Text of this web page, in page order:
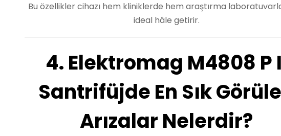
Bu özellikler cihazı hem kliniklerde hem araştırma
ideal hâle getirir.
4. Elektromag M4808 P
Santrifüjde En Sık
Arızalar Nelerdir?